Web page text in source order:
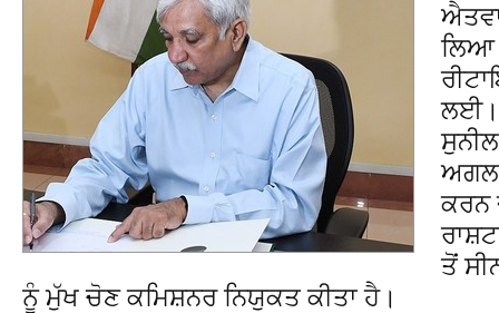
ਲਿਆ
ਲਈ।
ਕਰਨ
ਤੋਂ
ਨੂੰ ਮੁੱਖ ਚੋਣ ਕਮਿਸ਼ਨਰ ਨਿਯੁਕਤ ਕੀਤਾ ਹੈ।